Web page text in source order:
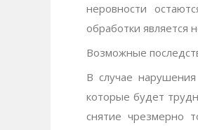
неровности
обработки является
Возможные
В случае
которые будет
снятие чрезмерно